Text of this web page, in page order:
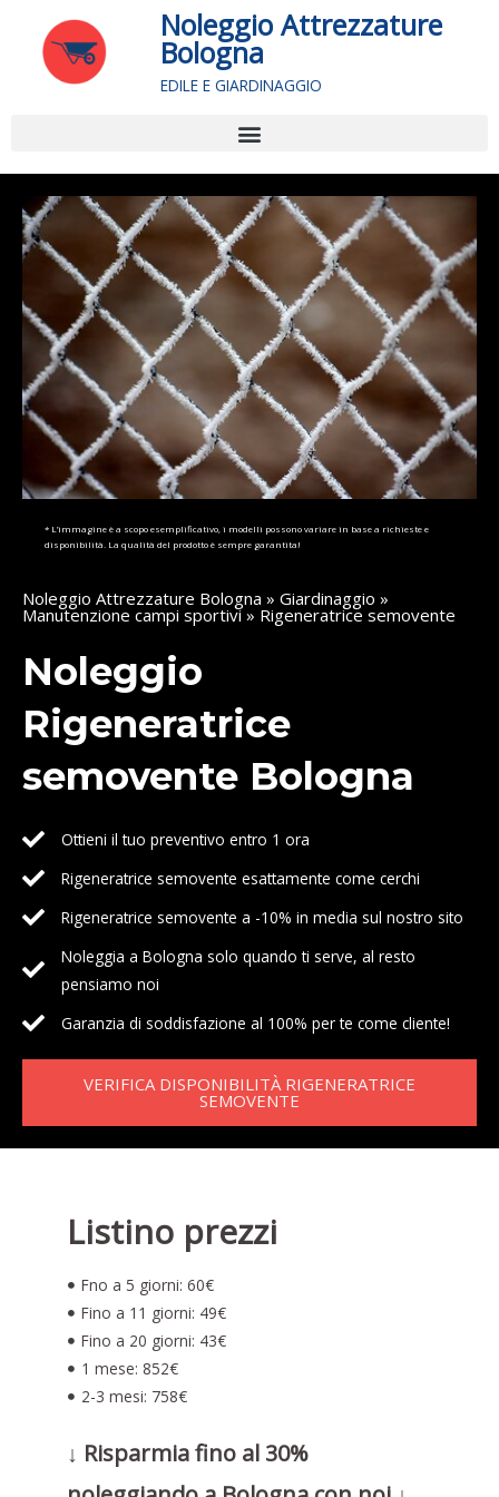
contenuto
Noleggio Attrezzature
Bologna
EDILE E GIARDINAGGIO
Noleggio Attrezzature Bologna » Giardinaggio »
Manutenzione campi sportivi» Rigeneratrice semovente
Noleggio
Rigeneratrice
semovente Bologna
Ottieni il tuo preventivo entro 1 ora
Rigeneratrice semovente esattamente come cerchi
Rigeneratrice semovente a -10% in media sul nostro sito
Noleggia a Bologna solo quando ti serve, al resto
pensiamo noi
Garanzia di soddisfazione al 100% per te come cliente!
VERIFICA DISPONIBILITÀ RIGENERATRICE
SEMOVENTE
* L’immagine è a scopo esemplificativo, i modelli possono variare in base a richieste e
disponibilità. La qualità del prodotto è sempre garantita!
Listino prezzi
Fno a 5 giorni: 60€
Fino a 11 giorni: 49€
Fino a 20 giorni: 43€
1 mese: 852€
2-3 mesi: 758€
↓ Risparmia fino al 30%